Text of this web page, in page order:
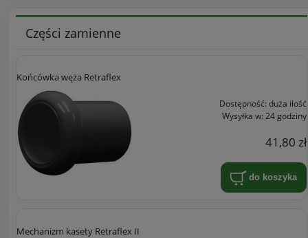
Części zamienne
Końcówka węża Retraflex
Dostępność: duża ilość
Wysyłka w: 24 godziny
41,80 zł
do koszyka
Mechanizm kasety Retraflex II